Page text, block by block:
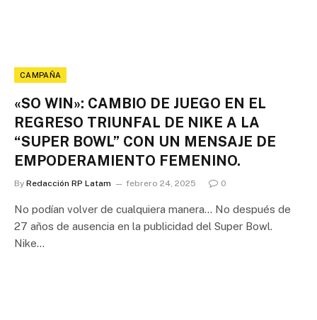
CAMPAÑA
«SO WIN»: CAMBIO DE JUEGO EN EL
REGRESO TRIUNFAL DE NIKE A LA
“SUPER BOWL” CON UN MENSAJE DE
EMPODERAMIENTO FEMENINO.
By Redacción RP Latam febrero 24, 2025 0
No podían volver de cualquiera manera… No después de
27 años de ausencia en la publicidad del Super Bowl.
Nike…